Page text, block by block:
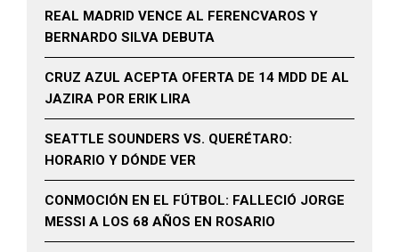
REAL MADRID VENCE AL FERENCVAROS Y
BERNARDO SILVA DEBUTA
CRUZ AZUL ACEPTA OFERTA DE 14 MDD DE AL
JAZIRA POR ERIK LIRA
SEATTLE SOUNDERS VS. QUERÉTARO:
HORARIO Y DÓNDE VER
CONMOCIÓN EN EL FÚTBOL: FALLECIÓ JORGE
MESSI A LOS 68 AÑOS EN ROSARIO